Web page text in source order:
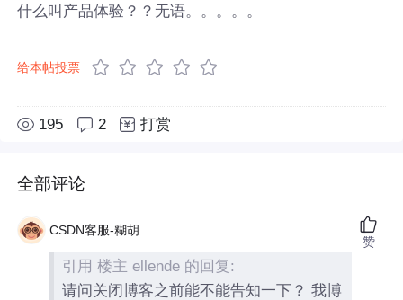
什么叫产品体验？？无语。。。。。
给本帖投票
195 2 打赏
全部评论
CSDN客服-糊胡
引用 楼主 ellende 的回复:
请问关闭博客之前能不能告知一下？ 我博
赞